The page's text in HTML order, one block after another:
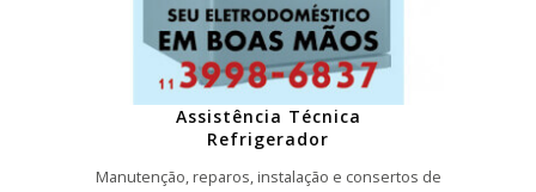
Assistência Técnica
Refrigerador
Manutenção, reparos, instalação e consertos de